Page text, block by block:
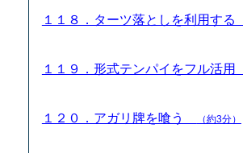
１１８．ターツ落としを利用する
１１９．形式テンパイをフル活用
１２０．アガリ牌を喰う （約3分）